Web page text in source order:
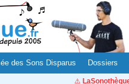
des Sons Disparus Dossiers
⚠️